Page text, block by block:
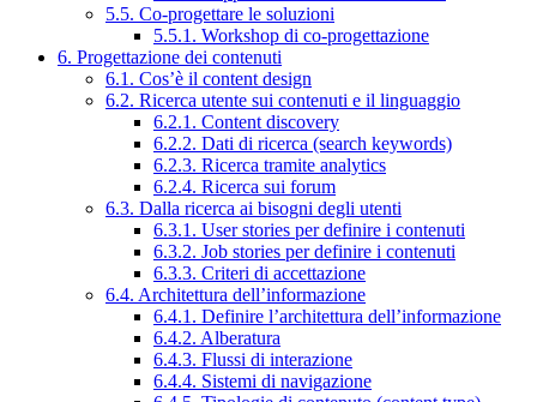
5.5. Co-progettare le soluzioni
5.5.1. Workshop di co-progettazione
6. Progettazione dei contenuti
6.1. Cos’è il content design
6.2. Ricerca utente sui contenuti e il linguaggio
6.2.1. Content discovery
6.2.2. Dati di ricerca (search keywords)
6.2.3. Ricerca tramite analytics
6.2.4. Ricerca sui forum
6.3. Dalla ricerca ai bisogni degli utenti
6.3.1. User stories per definire i contenuti
6.3.2. Job stories per definire i contenuti
6.3.3. Criteri di accettazione
6.4. Architettura dell’informazione
6.4.1. Definire l’architettura dell’informazione
6.4.2. Alberatura
6.4.3. Flussi di interazione
6.4.4. Sistemi di navigazione